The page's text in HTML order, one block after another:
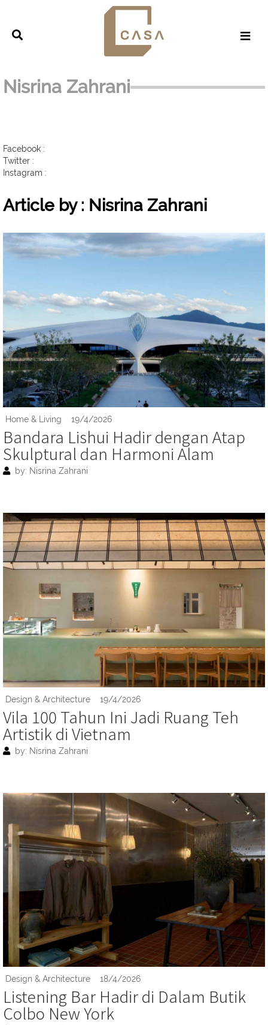
Nisrina Zahrani
Facebook :
Twitter :
Instagram :
Article by : Nisrina Zahrani
Home & Living 19/4/2026
Bandara Lishui Hadir dengan Atap
Skulptural dan Harmoni Alam
by: Nisrina Zahrani
Design & Architecture 19/4/2026
Vila 100 Tahun Ini Jadi Ruang Teh
Artistik di Vietnam
by: Nisrina Zahrani
Design & Architecture 18/4/2026
Listening Bar Hadir di Dalam Butik
Colbo New York